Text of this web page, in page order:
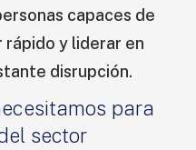
capaces de
y liderar en
disrupción.
para
sector